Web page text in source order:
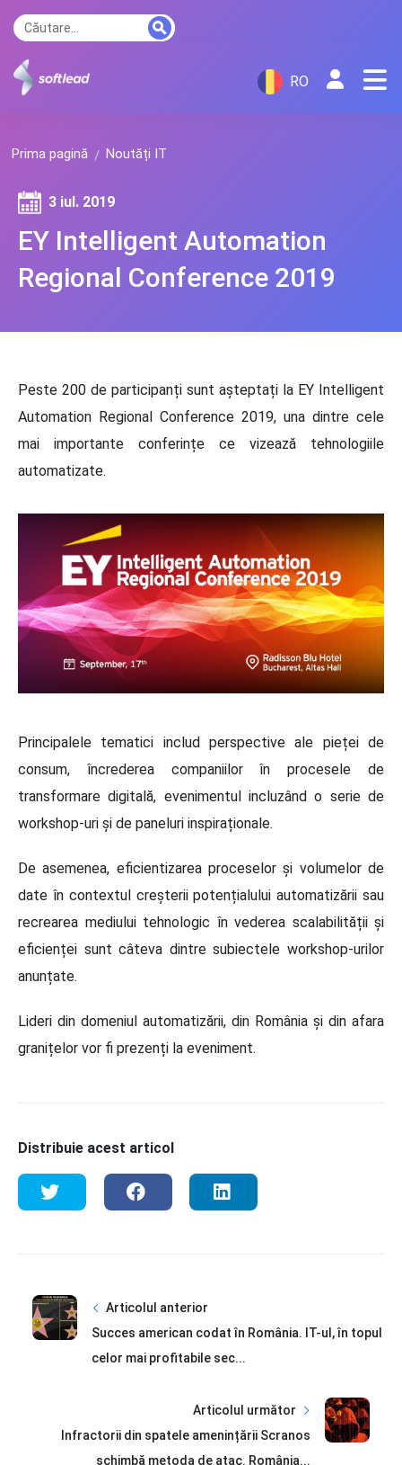
RO
Prima pagină Noutăți IT
EY Intelligent Automation
Regional Conference 2019
3 iul. 2019
Peste 200 de participanți sunt așteptați la EY Intelligent
Automation Regional Conference 2019, una dintre cele
mai importante conferințe ce vizează tehnologiile
automatizate.
Principalele tematici includ perspective ale pieței de
consum, încrederea companiilor în procesele de
transformare digitală, evenimentul incluzând o serie de
workshop-uri și de paneluri inspiraționale.
De asemenea, eficientizarea proceselor și volumelor de
date în contextul creșterii potențialului automatizării sau
recrearea mediului tehnologic în vederea scalabilității și
eficienței sunt câteva dintre subiectele workshop-urilor
anunțate.
Lideri din domeniul automatizării, din România și din afara
granițelor vor fi prezenți la eveniment.
Distribuie acest articol
Articolul anterior
Succes american codat în România. IT-ul, în topul
celor mai profitabile sec...
Articolul următor
Infractorii din spatele amenințării Scranos
schimbă metoda de atac. România...